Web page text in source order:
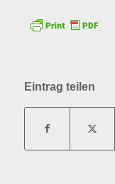
Eintrag teilen